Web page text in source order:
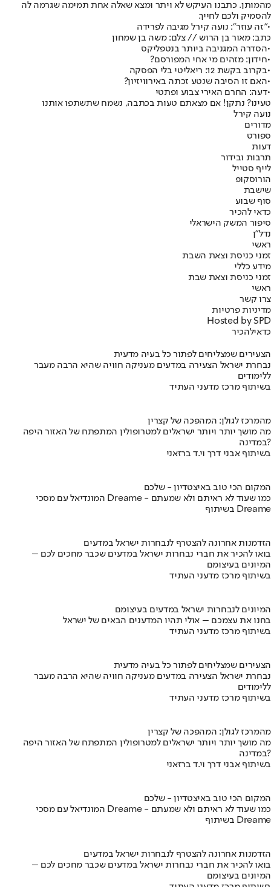
מהמותן. כתבנו העיקש לא ויתר ומצא שאלה אחת תמימה שגרמה לה
להסמיק ולכם לחייך.
•"זה עוזר": נועה קירל מגיבה לפרידה
כתב: מאור בן הרוש // צלם: משה בן שמחון
•הסדרה המגניבה ביותר בנטפליקס
•חידון: מזהים מי אחי המפורסם?
•בקרוב בקשת 12: ריאליטי בלי הפסקה
•האם זו הסיבה שנטע זכתה באירוויזיון?
•דעה: החרם האירי צבוע ופתטי
טעינו? נתקן! אם מצאתם טעות בכתבה, נשמח שתשתפו אותנו
נועה קירל
מדורים
ספורט
דעות
תרבות ובידור
לייף סטייל
הורוסקופ
שישבת
סוף שבוע
כדאי להכיר
סיפור המשק הישראלי
נדל"ן
ראשי
זמני כניסת וצאת השבת
מידע כללי
זמני כניסת וצאת שבת
ראשי
צרו קשר
מדיניות פרטיות
Hosted by SPD
כדאילהכיר
הצעירים שמצליחים לפתור כל בעיה מדעית
נבחרת ישראל הצעירה במדעים מעניקה חוויה שהיא הרבה מעבר
ללימודים
בשיתוף מרכז מדעני העתיד
מהמרכז לגולן: המהפכה של קצרין
מה מושך יותר ויותר ישראלים למטרופולין המתפתח של האזור היפה
במדינה?
בשיתוף אבני דרך וי.ד ברזאני
המקום הכי טוב באיצטדיון - שלכם
המונדיאל עם מסכי Dreame - כמו שעוד לא ראיתם ולא שמעתם
בשיתוף Dreame
הזדמנות אחרונה להצטרף לנבחרות ישראל במדעים
בואו להכיר את חברי נבחרות ישראל במדעים שכבר מחכים לכם –
המיונים בעיצומם
בשיתוף מרכז מדעני העתיד
המיונים לנבחרות ישראל במדעים בעיצומם
בחנו את עצמכם – אולי תהיו המדענים הבאים של ישראל
בשיתוף מרכז מדעני העתיד
הצעירים שמצליחים לפתור כל בעיה מדעית
נבחרת ישראל הצעירה במדעים מעניקה חוויה שהיא הרבה מעבר
ללימודים
בשיתוף מרכז מדעני העתיד
מהמרכז לגולן: המהפכה של קצרין
מה מושך יותר ויותר ישראלים למטרופולין המתפתח של האזור היפה
במדינה?
בשיתוף אבני דרך וי.ד ברזאני
המקום הכי טוב באיצטדיון - שלכם
המונדיאל עם מסכי Dreame - כמו שעוד לא ראיתם ולא שמעתם
בשיתוף Dreame
הזדמנות אחרונה להצטרף לנבחרות ישראל במדעים
בואו להכיר את חברי נבחרות ישראל במדעים שכבר מחכים לכם –
המיונים בעיצומם